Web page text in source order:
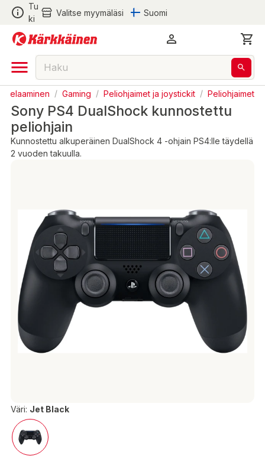
Tu
ki
Valitse myymäläsi Suomi
Pelaaminen / Gaming / Peliohjaimet ja joystickit / Peliohjaimet
Sony PS4 DualShock kunnostettu
peliohjain
Kunnostettu alkuperäinen DualShock 4 -ohjain PS4:lle täydellä
2 vuoden takuulla.
Väri: Jet Black